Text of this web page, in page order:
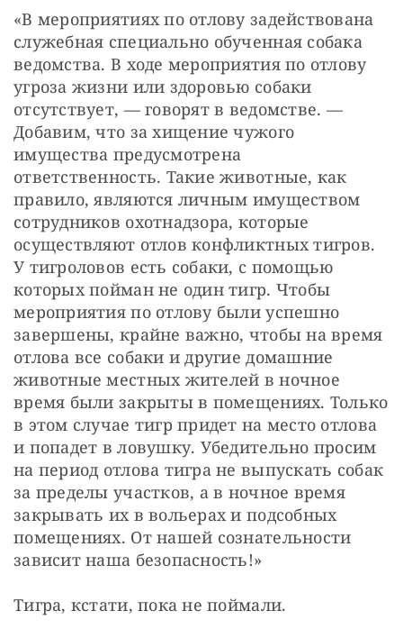
«В мероприятиях по отлову задействована
служебная специально обученная собака
ведомства. В ходе мероприятия по отлову
угроза жизни или здоровью собаки
отсутствует, — говорят в ведомстве. —
Добавим, что за хищение чужого
имущества предусмотрена
ответственность. Такие животные, как
правило, являются личным имуществом
сотрудников охотнадзора, которые
осуществляют отлов конфликтных тигров.
У тигроловов есть собаки, с помощью
которых пойман не один тигр. Чтобы
мероприятия по отлову были успешно
завершены, крайне важно, чтобы на время
отлова все собаки и другие домашние
животные местных жителей в ночное
время были закрыты в помещениях. Только
в этом случае тигр придет на место отлова
и попадет в ловушку. Убедительно просим
на период отлова тигра не выпускать собак
за пределы участков, а в ночное время
закрывать их в вольерах и подсобных
помещениях. От нашей сознательности
зависит наша безопасность!»
Тигра, кстати, пока не поймали.